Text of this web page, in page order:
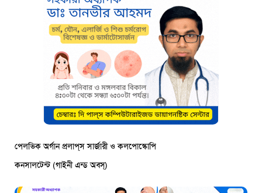
পেলভিক অর্গান প্রলাপ্‌স সার্জারী ও কলপোস্কোপি
কনসালটেন্ট (গাইনী এন্ড অবস্‌)